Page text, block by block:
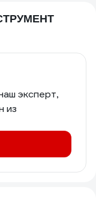
эксперт,
из